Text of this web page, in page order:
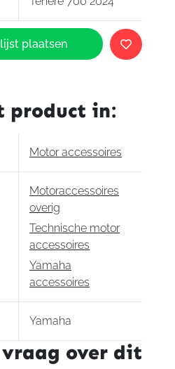
zijwaarts driften!
plaatsen
product in:
Motor accessoires
Motoraccessoires
overig
Technische motor
accessoires
Yamaha
accessoires
Yamaha
vraag over dit